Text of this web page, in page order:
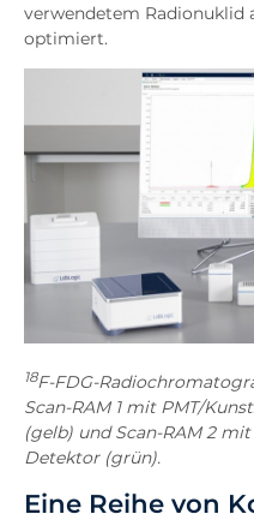
verwendetem Radionuklid
optimiert.
18F-FDG-
Scan-RAM 1 mit PMT/
(gelb) und Scan-RAM 2
Detektor (grün).
Eine Reihe von